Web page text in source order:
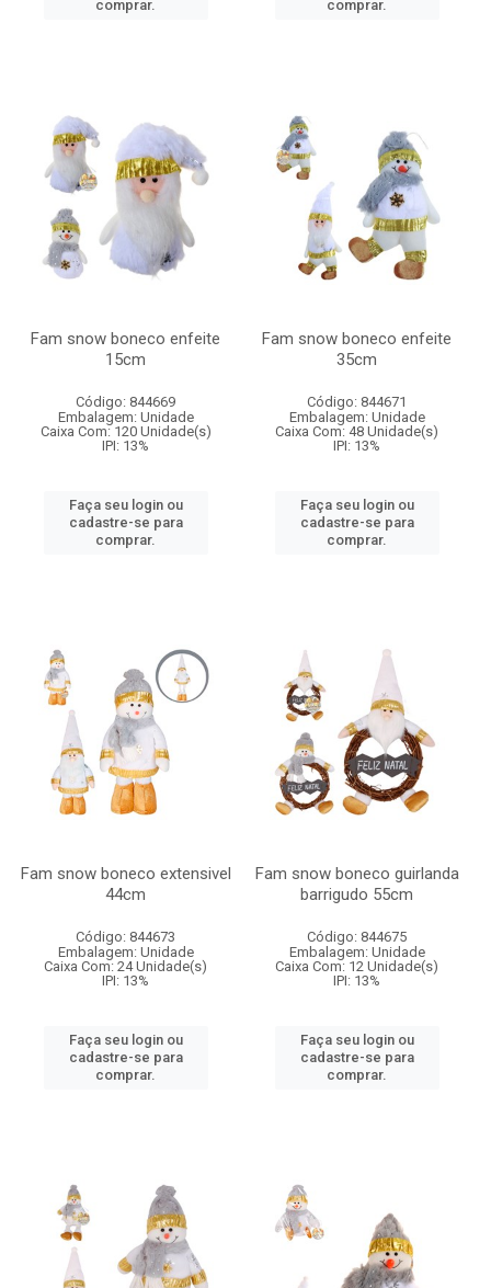
comprar.
comprar.
Fam snow boneco enfeite
15cm
Código: 844669
Embalagem: Unidade
Caixa Com: 120 Unidade(s)
IPI: 13%
Faça seu login ou
cadastre-se para
comprar.
Fam snow boneco enfeite
35cm
Código: 844671
Embalagem: Unidade
Caixa Com: 48 Unidade(s)
IPI: 13%
Faça seu login ou
cadastre-se para
comprar.
Fam snow boneco extensivel
44cm
Código: 844673
Embalagem: Unidade
Caixa Com: 24 Unidade(s)
IPI: 13%
Faça seu login ou
cadastre-se para
comprar.
Fam snow boneco guirlanda
barrigudo 55cm
Código: 844675
Embalagem: Unidade
Caixa Com: 12 Unidade(s)
IPI: 13%
Faça seu login ou
cadastre-se para
comprar.